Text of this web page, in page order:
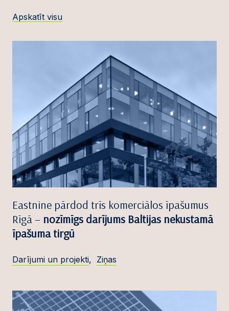
Apskatīt visu
Eastnine pārdod trīs komerciālos īpašumus
Rīgā – nozīmīgs darījums Baltijas nekustamā
īpašuma tirgū
Darījumi un projekti, Ziņas